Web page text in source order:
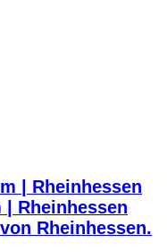
Rheinhessen
Rheinhessen.